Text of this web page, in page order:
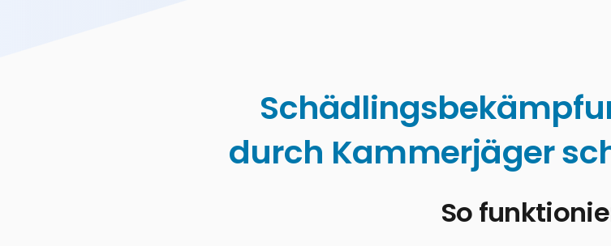
durch Kammerjäger
So